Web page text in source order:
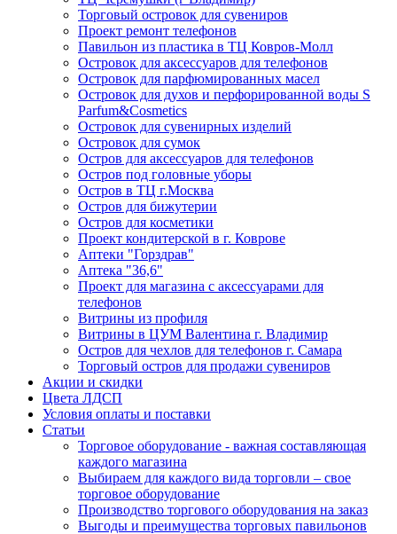
Торговый островок для сувениров
Проект ремонт телефонов
Павильон из пластика в ТЦ Ковров-Молл
Островок для аксессуаров для телефонов
Островок для парфюмированных масел
Островок для духов и перфорированной воды S
Parfum&Cosmetics
Островок для сувенирных изделий
Островок для сумок
Остров для аксессуаров для телефонов
Остров под головные уборы
Остров в ТЦ г.Москва
Остров для бижутерии
Остров для косметики
Проект кондитерской в г. Коврове
Аптеки "Горздрав"
Аптека "36,6"
Проект для магазина с аксессуарами для
телефонов
Витрины из профиля
Витрины в ЦУМ Валентина г. Владимир
Остров для чехлов для телефонов г. Самара
Торговый остров для продажи сувениров
Акции и скидки
Цвета ЛДСП
Условия оплаты и поставки
Статьи
Торговое оборудование - важная составляющая
каждого магазина
Выбираем для каждого вида торговли – свое
торговое оборудование
Производство торгового оборудования на заказ
Выгоды и преимущества торговых павильонов